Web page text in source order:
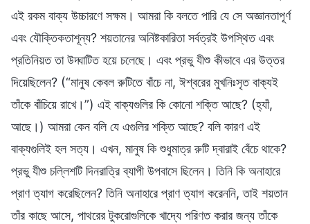
এই রকম বাক্য উচ্চারণে সক্ষম। আমরা কি বলতে পারি যে সে অজ্ঞানতাপূর্ণ
এবং যৌক্তিকতাশূন্য? শয়তানের অনিষ্টকারিতা সর্বত্রই উপস্থিত এবং
প্রতিনিয়ত তা উদ্ঘাটিত হয়ে চলেছে। এবং প্রভু যীশু কীভাবে এর উত্তর
দিয়েছিলেন? (“মানুষ কেবল রুটিতে বাঁচে না, ঈশ্বরের মুখনিঃসৃত বাক্যই
তাঁকে বাঁচিয়ে রাখে।”) এই বাক্যগুলির কি কোনো শক্তি আছে? (হ্যাঁ,
আছে।) আমরা কেন বলি যে এগুলির শক্তি আছে? বলি কারণ এই
বাক্যগুলিই হল সত্য। এখন, মানুষ কি শুধুমাত্র রুটি দ্বারাই বেঁচে থাকে?
প্রভু যীশু চল্লিশটি দিনরাত্রি ব্যাপী উপবাসে ছিলেন। তিনি কি অনাহারে
প্রাণ ত্যাগ করেছিলেন? তিনি অনাহারে প্রাণ ত্যাগ করেননি, তাই শয়তান
তাঁর কাছে আসে, পাথরের টুকরোগুলিকে খাদ্যে পরিণত করার জন্য তাঁকে